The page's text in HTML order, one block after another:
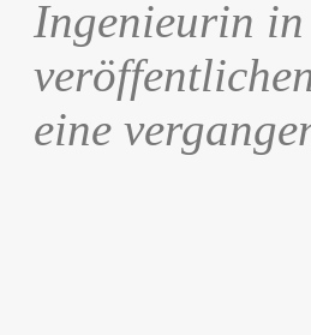
Ingenieurin
eine